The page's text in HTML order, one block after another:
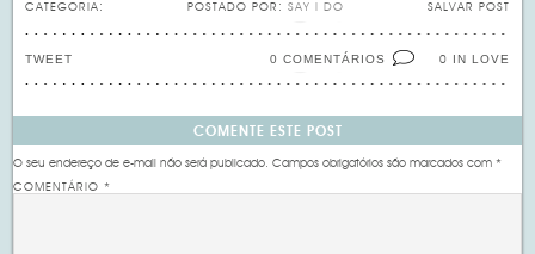
CATEGORIA: SALVAR POST
POSTADO POR: SAY I DO
0 IN LOVE
0 COMENTÁRIOS
TWEET
COMENTE ESTE POST
O seu endereço de e-mail não será publicado. Campos obrigatórios são marcados com*
COMENTÁRIO*